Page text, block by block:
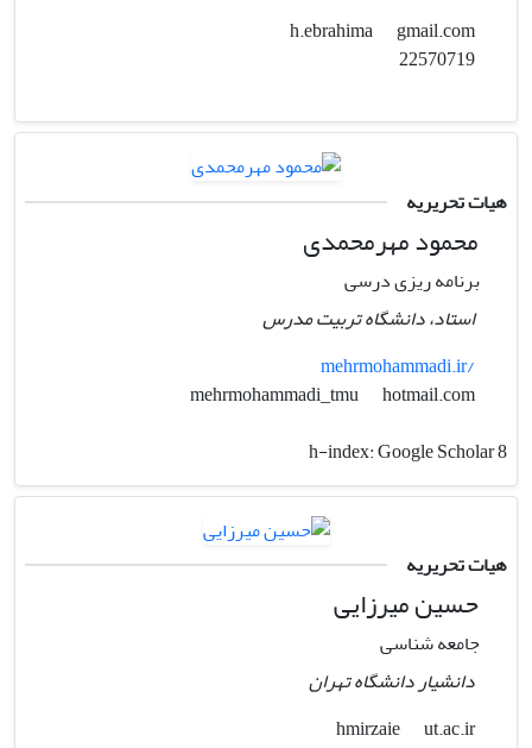
gmail.com
هیات تحریریه
محمود مهرمحمدی
برنامه ریزی درسی
استاد، دانشگاه تربیت مدرس
mehrmohammadi.ir/
hotmail.com
h-index:Google Scholar 8
هیات تحریریه
حسین میرزایی
جامعه شناسی
دانشیار دانشگاه تهران
hmirzaie
ut.ac.ir